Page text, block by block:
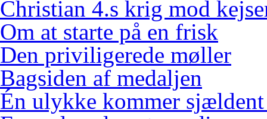
Christian 4.s krig mod
Om at starte på en frisk
Den priviligerede møller
Bagsiden af medaljen
Én ulykke kommer sjældent